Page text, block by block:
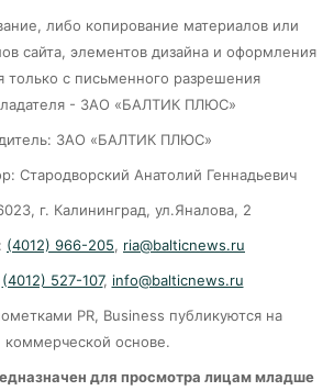
«КамАЗ» сбил скутериста
откуда берутся пустые
в Калининграде
ям»: Беспрозванных
график ремонта дорог
либо копирование материалов или
сайта, элементов дизайна и оформления
только с письменного разрешения
- ЗАО «БАЛТИК ПЛЮС»
ЗАО «БАЛТИК ПЛЮС»
Стародворский Анатолий Геннадьевич
г. Калининград, ул.Яналова, 2
(4012) 966-205, ria@balticnews.ru
(4012) 527-107, info@balticnews.ru
PR, Business публикуются на
коммерческой основе.
для просмотра лицам младше